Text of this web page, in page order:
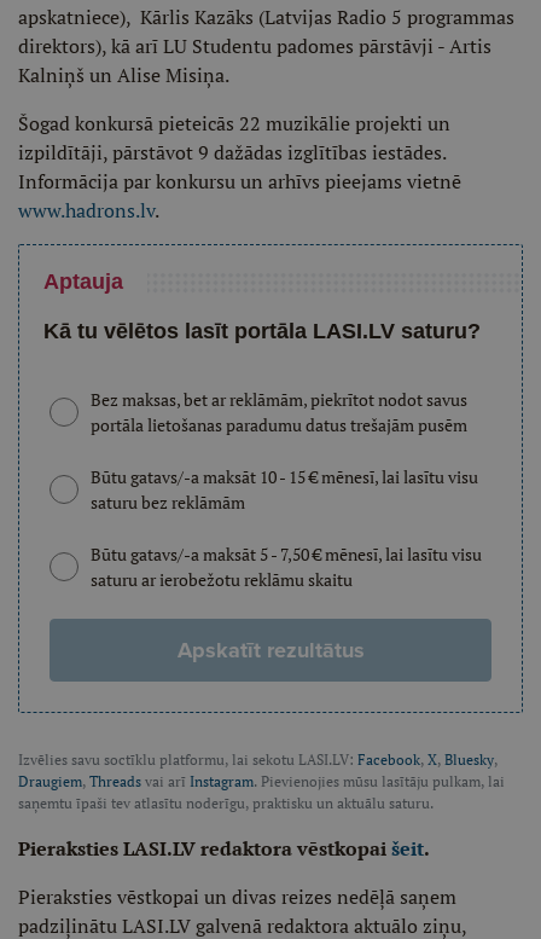
apskatniece), Kārlis Kazāks (Latvijas Radio 5 programmas
direktors), kā arī LU Studentu padomes pārstāvji - Artis
Kalniņš un Alise Misiņa.
Šogad konkursā pieteicās 22 muzikālie projekti un
izpildītāji, pārstāvot 9 dažādas izglītības iestādes.
Informācija par konkursu un arhīvs pieejams vietnē
www.hadrons.lv.
Aptauja
Kā tu vēlētos lasīt portāla LASI.LV saturu?
Bez maksas, bet ar reklāmām, piekrītot nodot savus
portāla lietošanas paradumu datus trešajām pusēm
Būtu gatavs/-a maksāt 10 - 15 € mēnesī, lai lasītu visu
saturu bez reklāmām
Būtu gatavs/-a maksāt 5 - 7,50 € mēnesī, lai lasītu visu
saturu ar ierobežotu reklāmu skaitu
Apskatīt rezultātus
Izvēlies savu soctīklu platformu, lai sekotu LASI.LV: Facebook, X, Bluesky,
Draugiem, Threads vai arī Instagram. Pievienojies mūsu lasītāju pulkam, lai
saņemtu īpaši tev atlasītu noderīgu, praktisku un aktuālu saturu.
Pieraksties LASI.LV redaktora vēstkopaišeit.
Pieraksties vēstkopai un divas reizes nedēļā saņem
padziļinātu LASI.LV galvenā redaktora aktuālo ziņu,